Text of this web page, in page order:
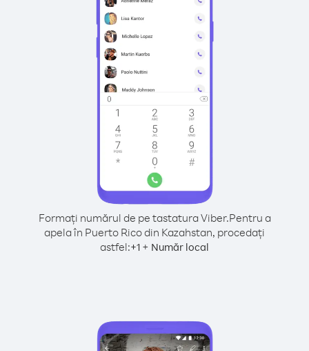
Formați numărul de pe tastatura Viber.Pentru a
apela în Puerto Rico din Kazahstan, procedați
astfel:+1 + Număr local